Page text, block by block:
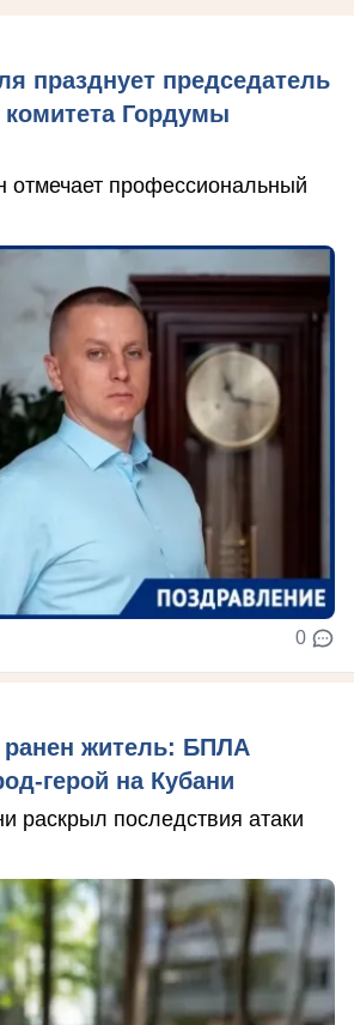
празднует председатель
Гордумы
профессиональный
0
житель: БПЛА
герой на Кубани
раскрыл последствия атаки